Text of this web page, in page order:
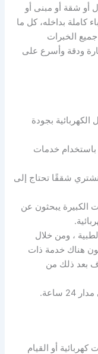
أو شقة أو مبنى أو
كاملة بداخله، كل ما
جميع الخبرات
ودقة وأسرع على
الكهربائية بجودة
خدمات
شققًا تحتاج إلى
الكبيرة يبحثون عن
، ومن خلال
هناك خدمة ذات
بعد ذلك من
ساعة.
أو القيام